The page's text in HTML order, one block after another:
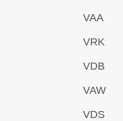
VAA
VRK
VDB
VAW
VDS